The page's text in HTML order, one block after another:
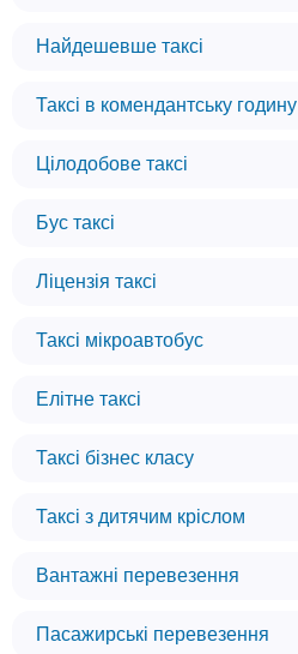
Найдешевше таксі
Таксі в комендантську годину
Цілодобове таксі
Бус таксі
Ліцензія таксі
Таксі мікроавтобус
Елітне таксі
Таксі бізнес класу
Таксі з дитячим кріслом
Вантажні перевезення
Пасажирські перевезення